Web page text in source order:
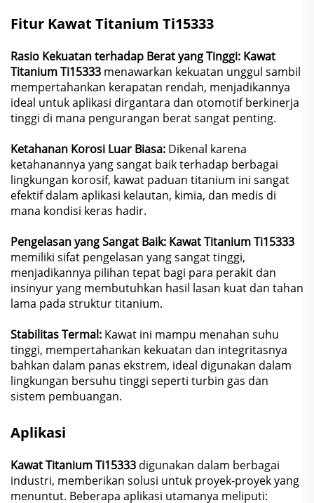
Fitur Kawat Titanium Ti15333
Rasio Kekuatan terhadap Berat yang Tinggi: Kawat
Titanium Ti15333 menawarkan kekuatan unggul sambil
mempertahankan kerapatan rendah, menjadikannya
ideal untuk aplikasi dirgantara dan otomotif berkinerja
tinggi di mana pengurangan berat sangat penting.
Ketahanan Korosi Luar Biasa: Dikenal karena
ketahanannya yang sangat baik terhadap berbagai
lingkungan korosif, kawat paduan titanium ini sangat
efektif dalam aplikasi kelautan, kimia, dan medis di
mana kondisi keras hadir.
Pengelasan yang Sangat Baik: Kawat Titanium Ti15333
memiliki sifat pengelasan yang sangat tinggi,
menjadikannya pilihan tepat bagi para perakit dan
insinyur yang membutuhkan hasil lasan kuat dan tahan
lama pada struktur titanium.
Stabilitas Termal: Kawat ini mampu menahan suhu
tinggi, mempertahankan kekuatan dan integritasnya
bahkan dalam panas ekstrem, ideal digunakan dalam
lingkungan bersuhu tinggi seperti turbin gas dan
sistem pembuangan.
Aplikasi
Kawat Titanium Ti15333 digunakan dalam berbagai
industri, memberikan solusi untuk proyek-proyek yang
menuntut. Beberapa aplikasi utamanya meliputi: